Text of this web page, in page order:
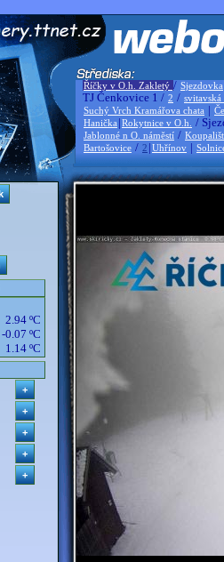
Říčky v O.h. Zakletý / Sjezdovka
TJ Čenkovice 1 / 2 / svitavská
Suchý Vrch Kramářova chata |
Hanička |Rokytnice v O.h. /
Jablonné n O. náměstí /
Bartošovice / 2 |Uhřínov |
2.94 ºC
-0.07 ºC
1.14 ºC